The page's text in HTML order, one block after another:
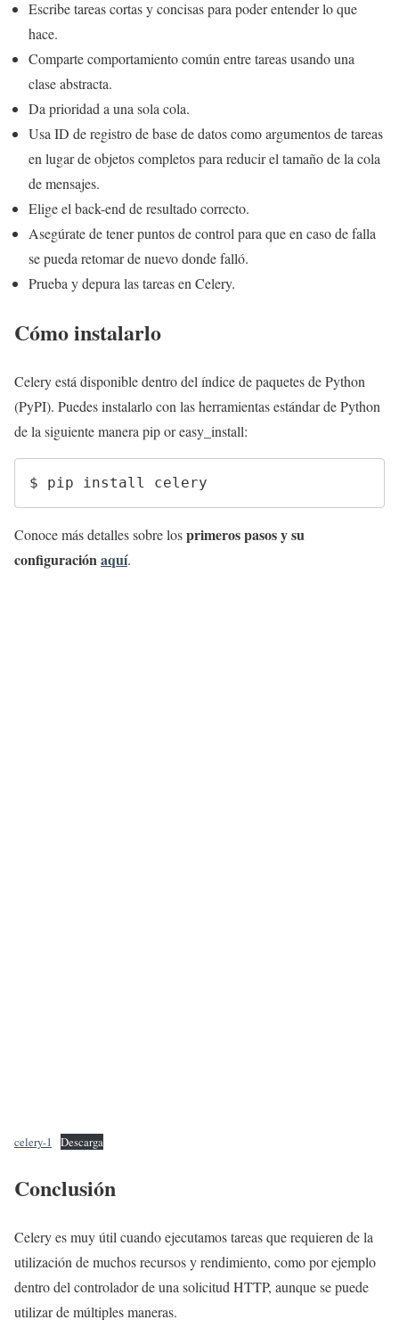
Escribe tareas cortas y concisas para poder entender lo que
hace.
Comparte comportamiento común entre tareas usando una
clase abstracta.
Da prioridad a una sola cola.
Usa ID de registro de base de datos como argumentos de tareas
en lugar de objetos completos para reducir el tamaño de la cola
de mensajes.
Elige el back-end de resultado correcto.
Asegúrate de tener puntos de control para que en caso de falla
se pueda retomar de nuevo donde falló.
Prueba y depura las tareas en Celery.
Cómo instalarlo
Celery está disponible dentro del índice de paquetes de Python
(PyPI). Puedes instalarlo con las herramientas estándar de Python
de la siguiente manera pip or easy_install:
$ pip install celery
Conoce más detalles sobre losprimeros pasos y su
configuraciónaquí.
celery-1 Descarga
Conclusión
Celery es muy útil cuando ejecutamos tareas que requieren de la
utilización de muchos recursos y rendimiento, como por ejemplo
dentro del controlador de una solicitud HTTP, aunque se puede
utilizar de múltiples maneras.